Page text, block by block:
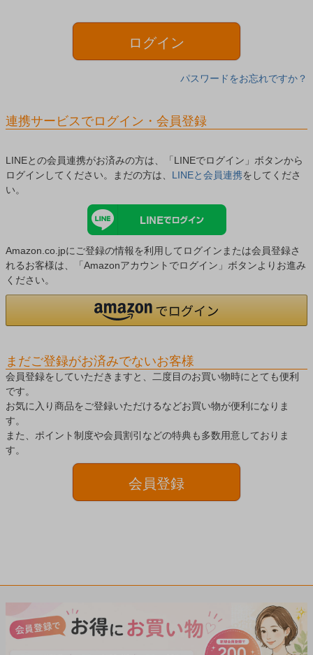
)
ログイン
パスワードをお忘れですか？
連携サービスでログイン・会員登録
LINEとの会員連携がお済みの方は、「LINEでログイン」ボタンから
ログインしてください。まだの方は、 LINEと会員連携をしてくださ
い。
Amazon.co.jpにご登録の情報を利用してログインまたは会員登録さ
れるお客様は、「Amazonアカウントでログイン」ボタンよりお進み
ください。
まだご登録がお済みでないお客様
会員登録をしていただきますと、二度目のお買い物時にとても便利
です。
お気に入り商品をご登録いただけるなどお買い物が便利になりま
す。
また、ポイント制度や会員割引などの特典も多数用意しておりま
す。
会員登録